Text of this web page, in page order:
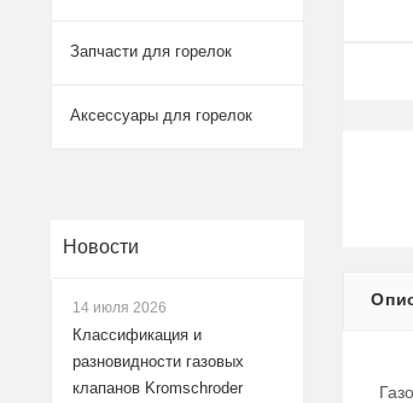
Запчасти для горелок
Аксессуары для горелок
Новости
14 июля 2026
Классификация и
разновидности газовых
клапанов Kromschroder